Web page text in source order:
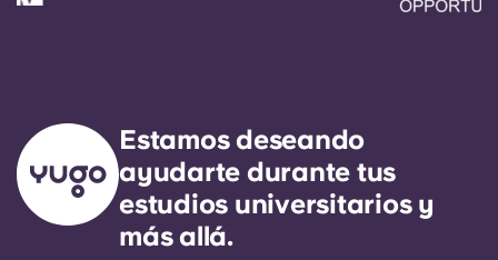
Estamos deseando
ayudarte durante tus
estudios universitarios y
más allá.